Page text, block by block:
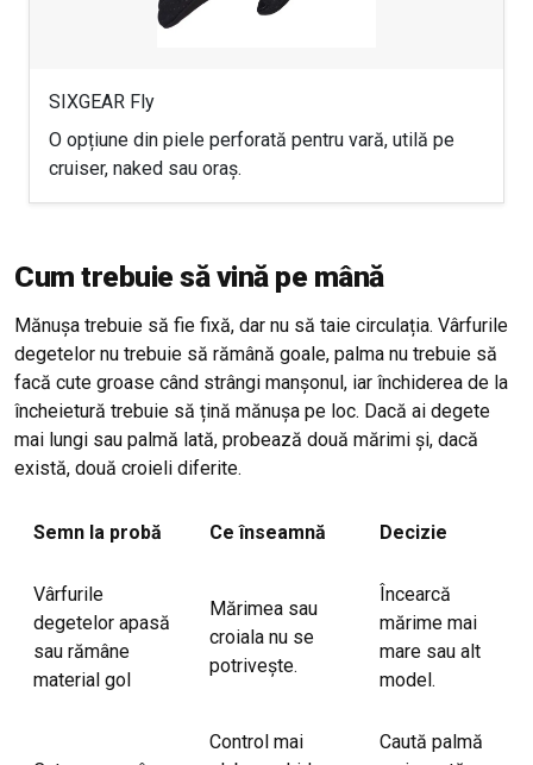
SIXGEAR Fly
O opțiune din piele perforată pentru vară, utilă pe
cruiser, naked sau oraș.
Cum trebuie să vină pe mână
Mănușa trebuie să fie fixă, dar nu să taie circulația. Vârfurile
degetelor nu trebuie să rămână goale, palma nu trebuie să
facă cute groase când strângi manșonul, iar închiderea de la
încheietură trebuie să țină mănușa pe loc. Dacă ai degete
mai lungi sau palmă lată, probează două mărimi și, dacă
există, două croieli diferite.
Semn la probă Ce înseamnă Decizie
Vârfurile
degetelor apasă
sau rămâne
material gol
Mărimea sau
croiala nu se
potrivește.
Încearcă
mărime mai
mare sau alt
model.
Control mai
Caută palmă